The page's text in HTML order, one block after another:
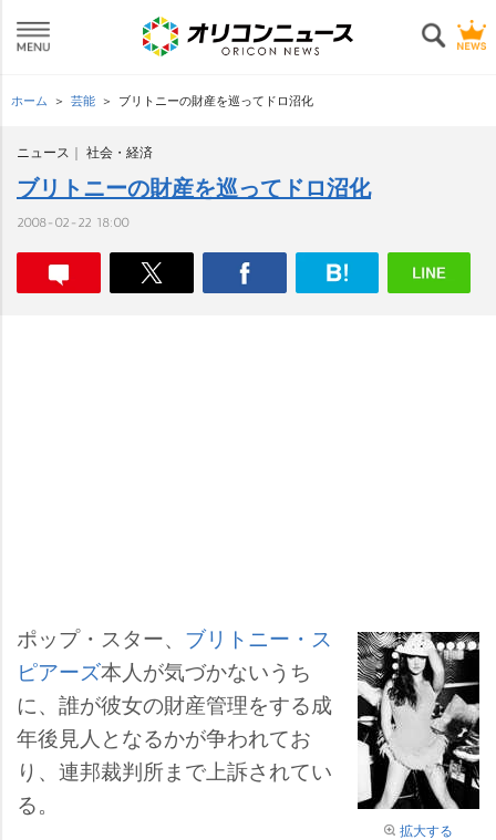
ホーム 芸能 ブリトニーの財産を巡ってドロ沼化
ニュース 社会・経済
ブリトニーの財産を巡ってドロ沼化
2008-02-22 18:00
拡大する
ポップ・スター、 ブリトニー・ス
ピアーズ本人が気づかないうち
に、誰が彼女の財産管理をする成
年後見人となるかが争われてお
り、連邦裁判所まで上訴されてい
る。